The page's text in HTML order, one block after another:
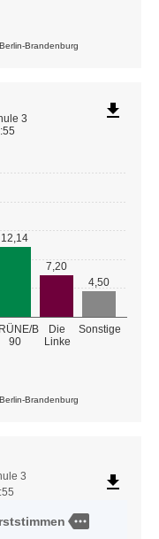
Brandenburg
B
90
Die
Linke
Sonstige
12,14
7,20
4,50
Brandenburg
3
file_download
3
file_download
more